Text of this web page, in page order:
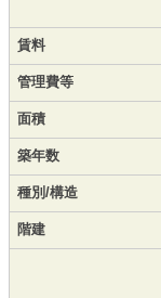
賃料
管理費等
面積
築年数
種別/構造
階建